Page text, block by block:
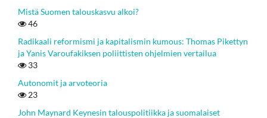
Mistä Suomen talouskasvu alkoi?
46
Radikaali reformismi ja kapitalismin kumous: Thomas Pikettyn
ja Yanis Varoufakiksen poliittisten ohjelmien vertailua
33
Autonomit ja arvoteoria
23
John Maynard Keynesin talouspolitiikka ja suomalaiset